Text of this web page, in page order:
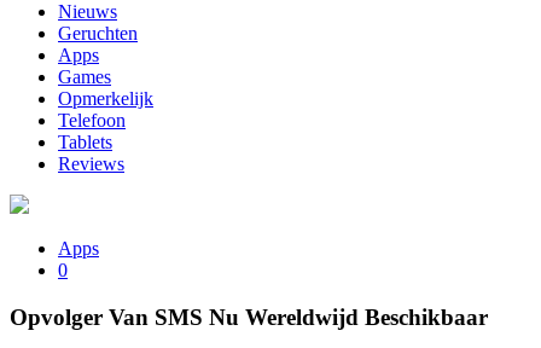
Nieuws
Geruchten
Apps
Games
Opmerkelijk
Telefoon
Tablets
Reviews
Apps
0
Opvolger Van SMS Nu Wereldwijd Beschikbaar